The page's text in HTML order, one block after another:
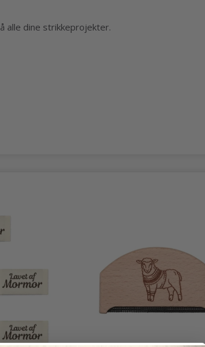
alle dine strikkeprojekter.